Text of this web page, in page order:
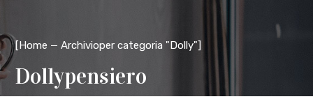
[Home Archivioper categoria "Dolly"]
Dollypensiero